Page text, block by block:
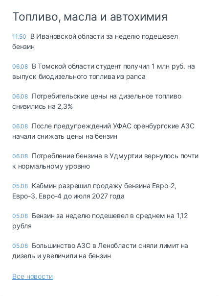
Топливо, масла и автохимия
11:50
В Ивановской области за неделю подешевел
бензин
06.08 В Томской области студент получил 1 млн руб. на
выпуск биодизельного топлива из рапса
06.08 Потребительские цены на дизельное топливо
снизились на 2,3%
06.08 После предупреждений УФАС оренбургские АЗС
начали снижать цены на бензин
06.08 Потребление бензина в Удмуртии вернулось почти
к нормальному уровню
05.08 Кабмин разрешил продажу бензина Евро-2,
Евро-3, Евро-4 до июля 2027 года
05.08 Бензин за неделю подешевел в среднем на 1,12
рубля
05.08 Большинство АЗС в Ленобласти сняли лимит на
дизель и увеличили на бензин
Все новости